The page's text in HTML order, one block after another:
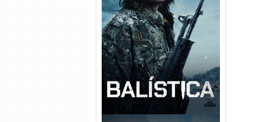
Balística Torrent (2025) WEB-
DL 1080p Dual Áudio